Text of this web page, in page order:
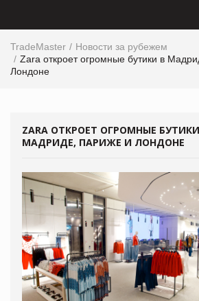
TradeMaster
Новости за рубежем
Zara откроет огромные бутики в
Лондоне
ZARA ОТКРОЕТ ОГРОМНЫЕ
МАДРИДЕ, ПАРИЖЕ И ЛОНДОНЕ